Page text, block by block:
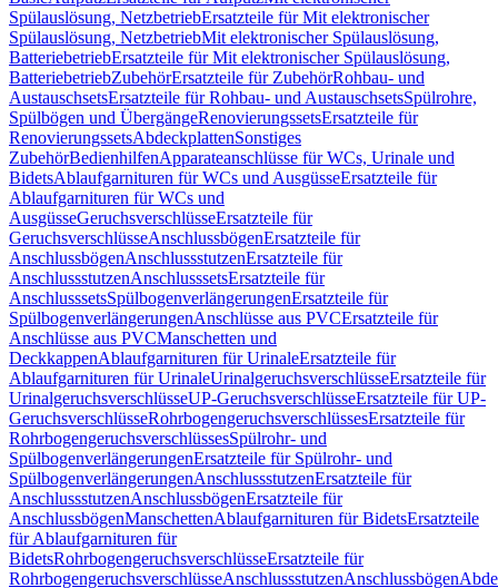
Spülauslösung, NetzbetriebErsatzteile für Mit elektronischer
Spülauslösung, NetzbetriebMit elektronischer Spülauslösung,
BatteriebetriebErsatzteile für Mit elektronischer Spülauslösung,
BatteriebetriebZubehörErsatzteile für ZubehörRohbau- und
AustauschsetsErsatzteile für Rohbau- und AustauschsetsSpülrohre,
Spülbögen und ÜbergängeRenovierungssetsErsatzteile für
RenovierungssetsAbdeckplattenSonstiges
ZubehörBedienhilfenApparateanschlüsse für WCs, Urinale und
BidetsAblaufgarnituren für WCs und AusgüsseErsatzteile für
Ablaufgarnituren für WCs und
AusgüsseGeruchsverschlüsseErsatzteile für
GeruchsverschlüsseAnschlussbögenErsatzteile für
AnschlussbögenAnschlussstutzenErsatzteile für
AnschlussstutzenAnschlusssetsErsatzteile für
AnschlusssetsSpülbogenverlängerungenErsatzteile für
SpülbogenverlängerungenAnschlüsse aus PVCErsatzteile für
Anschlüsse aus PVCManschetten und
DeckkappenAblaufgarnituren für UrinaleErsatzteile für
Ablaufgarnituren für UrinaleUrinalgeruchsverschlüsseErsatzteile für
UrinalgeruchsverschlüsseUP-GeruchsverschlüsseErsatzteile für UP-
GeruchsverschlüsseRohrbogengeruchsverschlüssesErsatzteile für
RohrbogengeruchsverschlüssesSpülrohr- und
SpülbogenverlängerungenErsatzteile für Spülrohr- und
SpülbogenverlängerungenAnschlussstutzenErsatzteile für
AnschlussstutzenAnschlussbögenErsatzteile für
AnschlussbögenManschettenAblaufgarnituren für BidetsErsatzteile
für Ablaufgarnituren für
BidetsRohrbogengeruchsverschlüsseErsatzteile für
RohrbogengeruchsverschlüsseAnschlussstutzenAnschlussbögen